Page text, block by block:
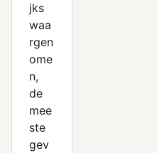
jks
waa
rgen
ome
n,
de
mee
ste
gev